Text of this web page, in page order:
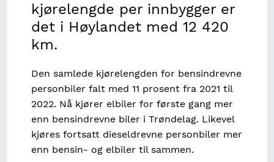
kjørelengde per innbygger er
det i Høylandet med 12 420
km.
Den samlede kjørelengden for bensindrevne
personbiler falt med 11 prosent fra 2021 til
2022. Nå kjører elbiler for første gang mer
enn bensindrevne biler i Trøndelag. Likevel
kjøres fortsatt dieseldrevne personbiler mer
enn bensin- og elbiler til sammen.